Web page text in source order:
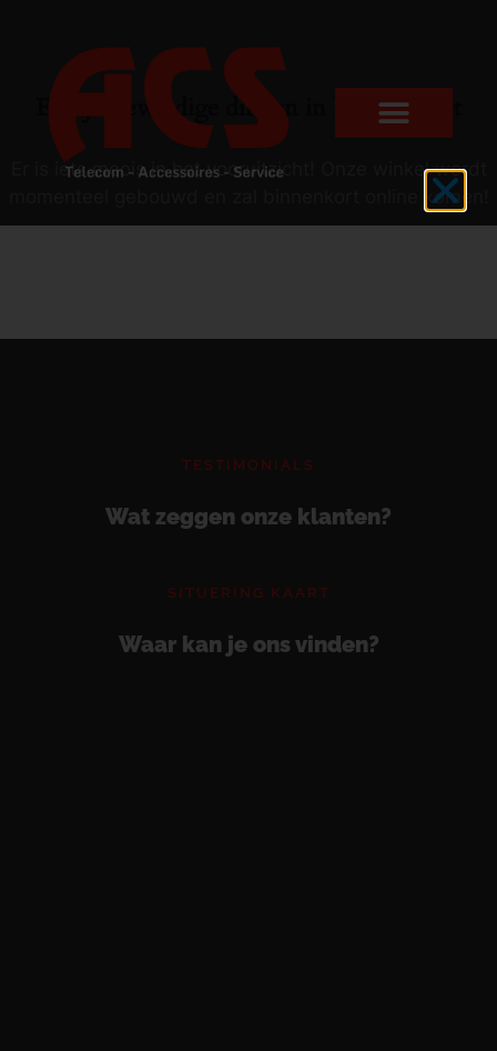
Er zijn geweldige dingen in het verschiet
Er is iets moois in het vooruitzicht! Onze winkel wordt
momenteel gebouwd en zal binnenkort online komen!
TESTIMONIALS
Wat zeggen onze klanten?
SITUERING KAART
Waar kan je ons vinden?